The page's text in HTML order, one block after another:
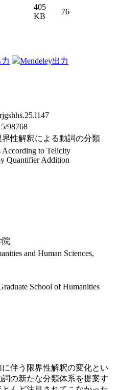
405
KB
76
Mendeley出力
98768
性解釈による動詞の分類
According to Telicity
Quantifier Addition
院
and Human Sciences,
School of Humanities
伴う限界性解釈の変化とい
の新たな分類体系を提案す